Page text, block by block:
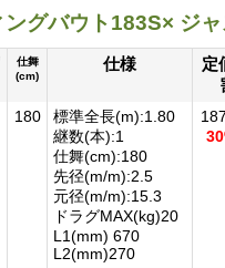
グバウト183S× ジ
仕舞
(cm)
仕様
定
180
標準全長(m):1.80
継数(本):1
仕舞(cm):180
先径(m/m):2.5
元径(m/m):15.3
ドラグMAX(kg)20
L1(mm) 670
L2(mm)270